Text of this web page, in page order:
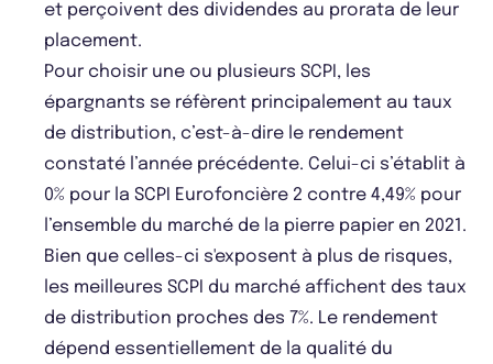
et perçoivent des dividendes au prorata de leur
placement.
Pour choisir une ou plusieurs SCPI, les
épargnants se réfèrent principalement au taux
de distribution, c’est-à-dire le rendement
constaté l’année précédente. Celui-ci s’établit à
0% pour la SCPI Eurofoncière 2 contre 4,49% pour
l’ensemble du marché de la pierre papier en 2021.
Bien que celles-ci s'exposent à plus de risques,
les meilleures SCPI du marché affichent des taux
de distribution proches des 7%. Le rendement
dépend essentiellement de la qualité du